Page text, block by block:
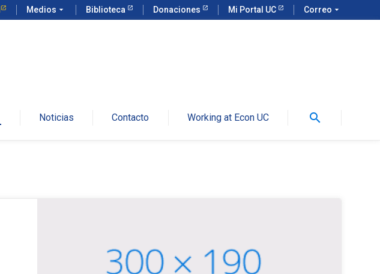
Medios arrow_drop_down Biblioteca Donaciones Mi Portal UC Correo arrow_drop_down
Noticias Contacto Working at Econ UC search